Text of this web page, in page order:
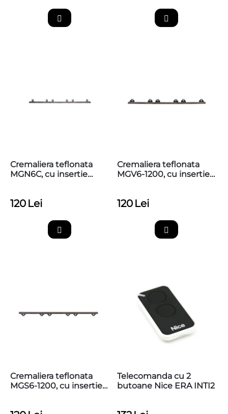
Cremaliera teflonata
MGN6C, cu insertie
120 Lei
Cremaliera teflonata
MGV6-1200, cu insertie
120 Lei
Cremaliera teflonata
MGS6-1200, cu insertie
Telecomanda cu 2
butoane Nice ERA INTI2